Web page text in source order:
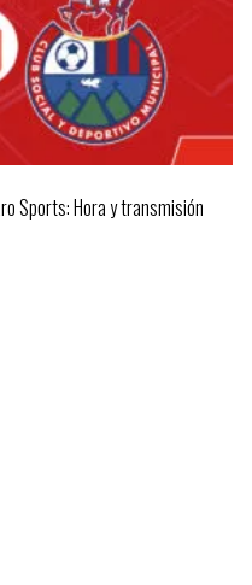
Sports: Hora y transmisión